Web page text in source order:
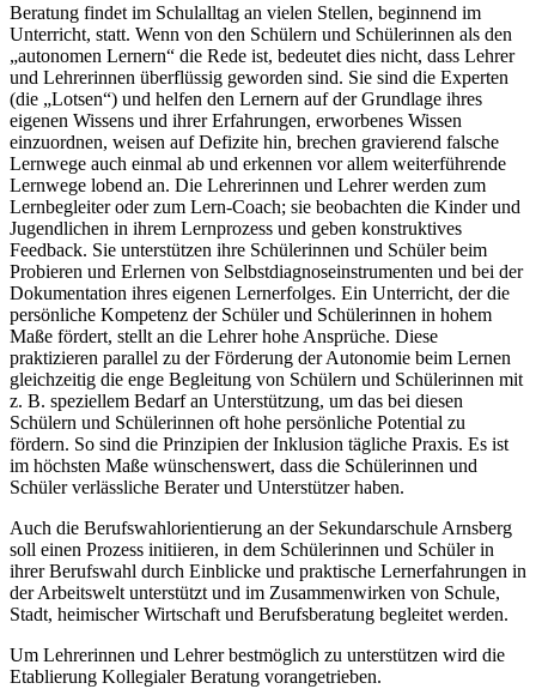
Beratung findet im Schulalltag an vielen Stellen, beginnend im
Unterricht, statt. Wenn von den Schülern und Schülerinnen als den
„autonomen Lernern“ die Rede ist, bedeutet dies nicht, dass Lehrer
und Lehrerinnen überflüssig geworden sind. Sie sind die Experten
(die „Lotsen“) und helfen den Lernern auf der Grundlage ihres
eigenen Wissens und ihrer Erfahrungen, erworbenes Wissen
einzuordnen, weisen auf Defizite hin, brechen gravierend falsche
Lernwege auch einmal ab und erkennen vor allem weiterführende
Lernwege lobend an. Die Lehrerinnen und Lehrer werden zum
Lernbegleiter oder zum Lern-Coach; sie beobachten die Kinder und
Jugendlichen in ihrem Lernprozess und geben konstruktives
Feedback. Sie unterstützen ihre Schülerinnen und Schüler beim
Probieren und Erlernen von Selbstdiagnoseinstrumenten und bei der
Dokumentation ihres eigenen Lernerfolges. Ein Unterricht, der die
persönliche Kompetenz der Schüler und Schülerinnen in hohem
Maße fördert, stellt an die Lehrer hohe Ansprüche. Diese
praktizieren parallel zu der Förderung der Autonomie beim Lernen
gleichzeitig die enge Begleitung von Schülern und Schülerinnen mit
z. B. speziellem Bedarf an Unterstützung, um das bei diesen
Schülern und Schülerinnen oft hohe persönliche Potential zu
fördern. So sind die Prinzipien der Inklusion tägliche Praxis. Es ist
im höchsten Maße wünschenswert, dass die Schülerinnen und
Schüler verlässliche Berater und Unterstützer haben.
Auch die Berufswahlorientierung an der Sekundarschule Arnsberg
soll einen Prozess initiieren, in dem Schülerinnen und Schüler in
ihrer Berufswahl durch Einblicke und praktische Lernerfahrungen in
der Arbeitswelt unterstützt und im Zusammenwirken von Schule,
Stadt, heimischer Wirtschaft und Berufsberatung begleitet werden.
Um Lehrerinnen und Lehrer bestmöglich zu unterstützen wird die
Etablierung Kollegialer Beratung vorangetrieben.